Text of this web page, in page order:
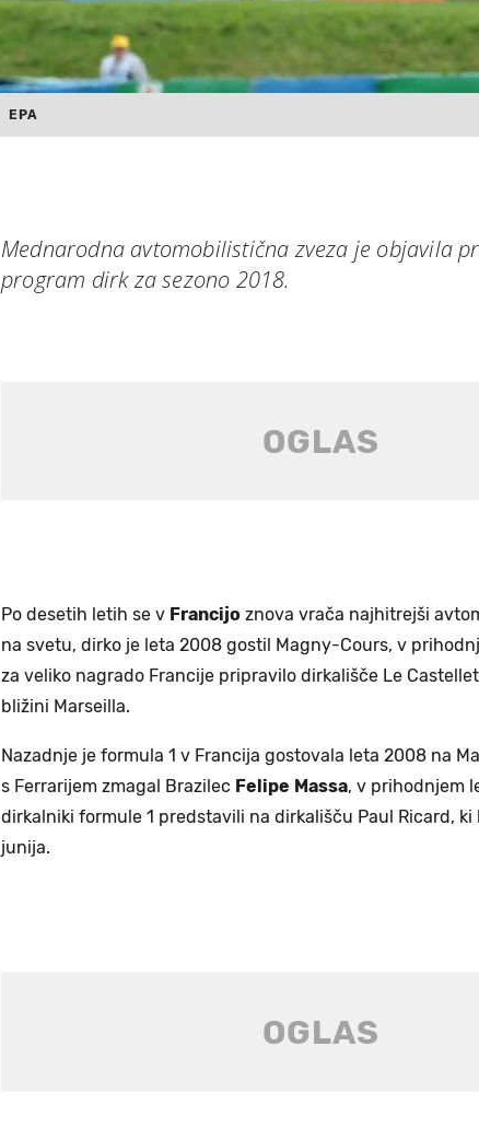
EPA
Mednarodna avtomobilistična zveza je objavila
program dirk za sezono 2018.
Po desetih letih se v Francijo znova vrača najhitrejši
na svetu, dirko je leta 2008 gostil Magny-Cours, v
za veliko nagrado Francije pripravilo dirkališče Le
bližini Marseilla.
Nazadnje je formula 1 v Francija gostovala leta 2008 na
s Ferrarijem zmagal Brazilec Felipe Massa, v prihodnjem
dirkalniki formule 1 predstavili na dirkališču Paul Ricard, ki
junija.